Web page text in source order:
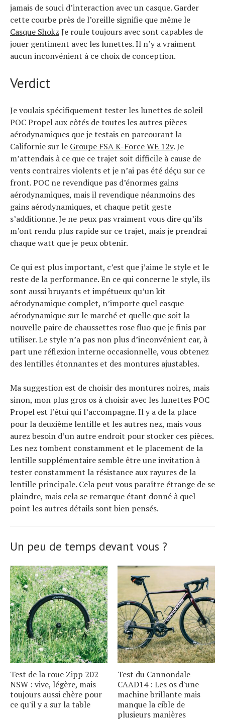
jamais de souci d’interaction avec un casque. Garder
cette courbe près de l’oreille signifie que même le
Casque Shokz Je roule toujours avec sont capables de
jouer gentiment avec les lunettes. Il n’y a vraiment
aucun inconvénient à ce choix de conception.
Verdict
Je voulais spécifiquement tester les lunettes de soleil
POC Propel aux côtés de toutes les autres pièces
aérodynamiques que je testais en parcourant la
Californie sur le Groupe FSA K-Force WE 12v. Je
m’attendais à ce que ce trajet soit difficile à cause de
vents contraires violents et je n’ai pas été déçu sur ce
front. POC ne revendique pas d’énormes gains
aérodynamiques, mais il revendique néanmoins des
gains aérodynamiques, et chaque petit geste
s’additionne. Je ne peux pas vraiment vous dire qu’ils
m’ont rendu plus rapide sur ce trajet, mais je prendrai
chaque watt que je peux obtenir.
Ce qui est plus important, c’est que j’aime le style et le
reste de la performance. En ce qui concerne le style, ils
sont aussi bruyants et impétueux qu’un kit
aérodynamique complet, n’importe quel casque
aérodynamique sur le marché et quelle que soit la
nouvelle paire de chaussettes rose fluo que je finis par
utiliser. Le style n’a pas non plus d’inconvénient car, à
part une réflexion interne occasionnelle, vous obtenez
des lentilles étonnantes et des montures ajustables.
Ma suggestion est de choisir des montures noires, mais
sinon, mon plus gros os à choisir avec les lunettes POC
Propel est l’étui qui l’accompagne. Il y a de la place
pour la deuxième lentille et les autres nez, mais vous
aurez besoin d’un autre endroit pour stocker ces pièces.
Les nez tombent constamment et le placement de la
lentille supplémentaire semble être une invitation à
tester constamment la résistance aux rayures de la
lentille principale. Cela peut vous paraître étrange de se
plaindre, mais cela se remarque étant donné à quel
point les autres détails sont bien pensés.
Un peu de temps devant vous ?
Test de la roue Zipp 202
NSW : vive, légère, mais
toujours aussi chère pour
ce qu'il y a sur la table
Test du Cannondale
CAAD14 : Les os d'une
machine brillante mais
manque la cible de
plusieurs manières